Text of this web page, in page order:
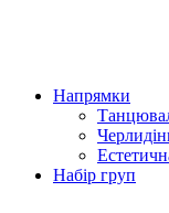
Напрямки
Набір груп